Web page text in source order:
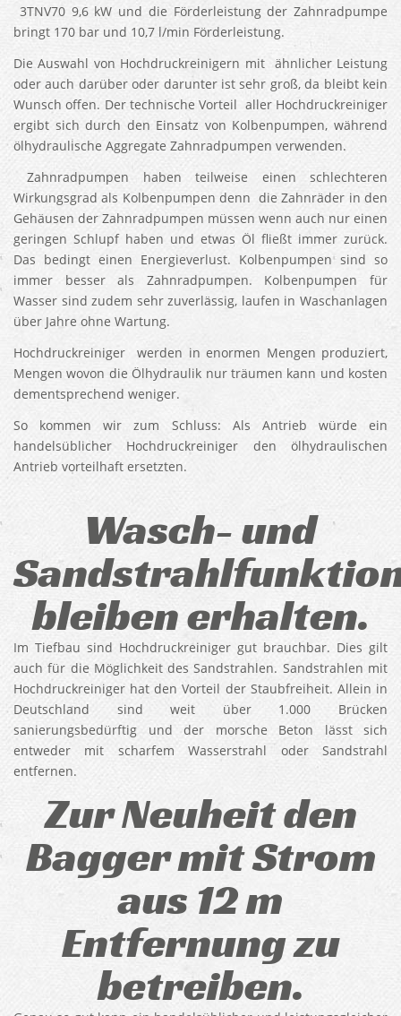
3TNV70 9,6 kW und die Förderleistung der Zahnradpumpe
bringt 170 bar und 10,7 l/min Förderleistung.
Die Auswahl von Hochdruckreinigern mit ähnlicher Leistung
oder auch darüber oder darunter ist sehr groß, da bleibt kein
Wunsch offen. Der technische Vorteil aller Hochdruckreiniger
ergibt sich durch den Einsatz von Kolbenpumpen, während
ölhydraulische Aggregate Zahnradpumpen verwenden.
Zahnradpumpen haben teilweise einen schlechteren
Wirkungsgrad als Kolbenpumpen denn die Zahnräder in den
Gehäusen der Zahnradpumpen müssen wenn auch nur einen
geringen Schlupf haben und etwas Öl fließt immer zurück.
Das bedingt einen Energieverlust. Kolbenpumpen sind so
immer besser als Zahnradpumpen. Kolbenpumpen für
Wasser sind zudem sehr zuverlässig, laufen in Waschanlagen
über Jahre ohne Wartung.
Hochdruckreiniger werden in enormen Mengen produziert,
Mengen wovon die Ölhydraulik nur träumen kann und kosten
dementsprechend weniger.
So kommen wir zum Schluss: Als Antrieb würde ein
handelsüblicher Hochdruckreiniger den ölhydraulischen
Antrieb vorteilhaft ersetzten.
Wasch- und
bleiben erhalten.
Im Tiefbau sind Hochdruckreiniger gut brauchbar. Dies gilt
auch für die Möglichkeit des Sandstrahlen. Sandstrahlen mit
Hochdruckreiniger hat den Vorteil der Staubfreiheit. Allein in
Deutschland sind weit über 1.000 Brücken
sanierungsbedürftig und der morsche Beton lässt sich
entweder mit scharfem Wasserstrahl oder Sandstrahl
entfernen.
Zur Neuheit den
Bagger mit Strom
aus 12 m
Entfernung zu
betreiben.